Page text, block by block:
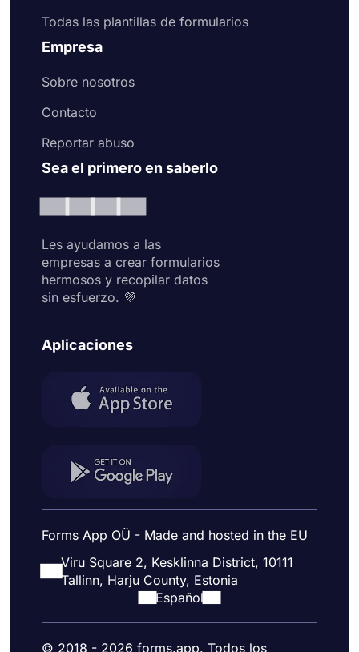
Todas las plantillas de formularios
Empresa
Sobre nosotros
Contacto
Reportar abuso
Sea el primero en saberlo
Les ayudamos a las
empresas a crear formularios
hermosos y recopilar datos
sin esfuerzo. 💜
Aplicaciones
Forms App OÜ - Made and hosted in the EU
Viru Square 2, Kesklinna District, 10111
Tallinn, Harju County, Estonia
Español
© 2018 - 2026 forms.app. Todos los